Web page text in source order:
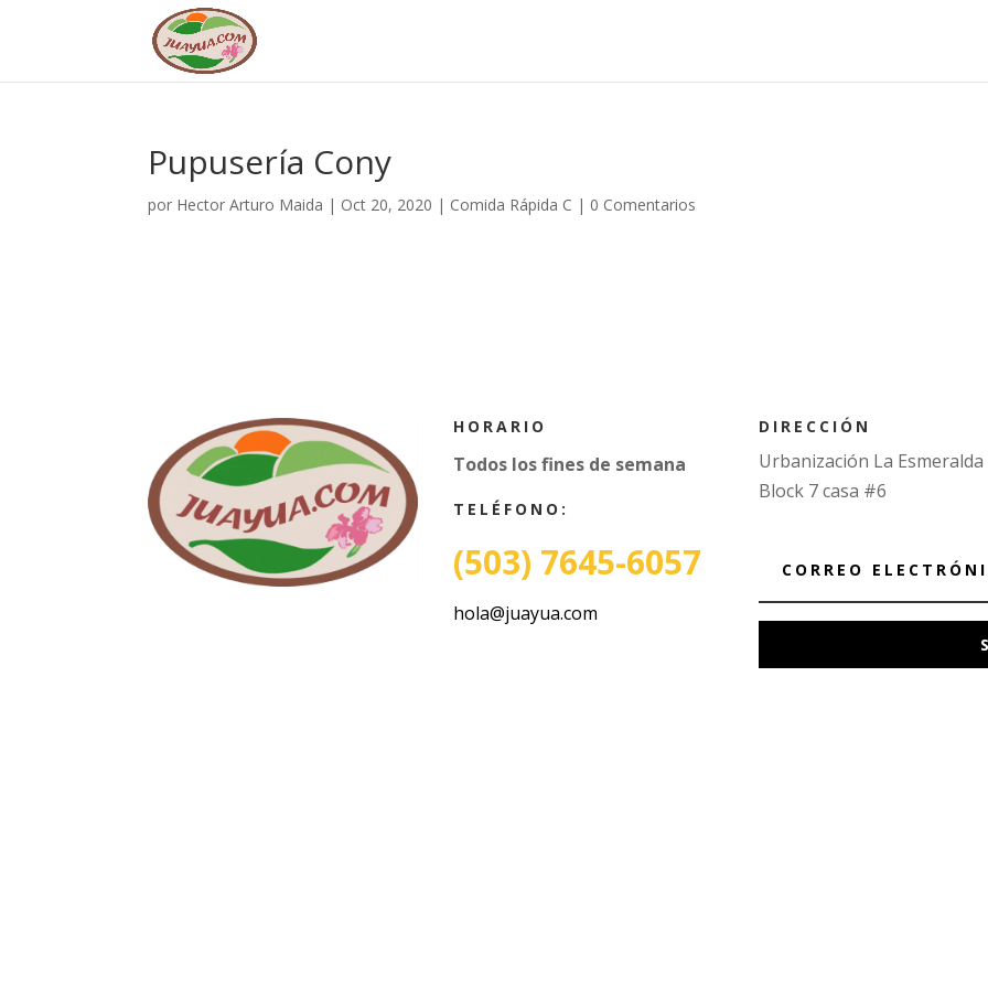
Pupusería Cony
por Hector Arturo Maida | Oct 20, 2020 | Comida Rápida C | 0 Comentarios
HORARIO
Todos los fines de semana
TELÉFONO:
(503) 7645-6057
hola@juayua.com
DIRECCIÓN
Urbanización La Esmeralda
Block 7 casa #6